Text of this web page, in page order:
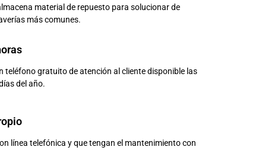
material de repuesto para solucionar de
más comunes.
teléfono gratuito de atención al cliente disponible las
del año.
línea telefónica y que tengan el mantenimiento con